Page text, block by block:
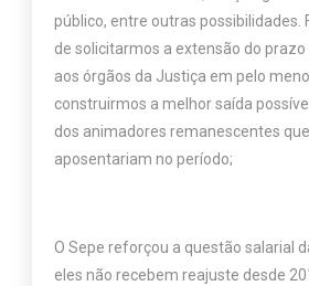
público, entre outras possibilidades.
de solicitarmos a extensão do
aos órgãos da Justiça em pelo
construirmos a melhor saída
dos animadores remanescentes
aposentariam no período;
O Sepe reforçou a questão salarial
eles não recebem reajuste desde